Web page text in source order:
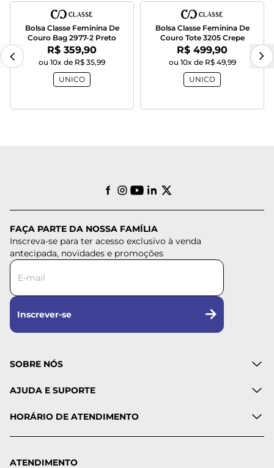
Bolsa Classe Feminina De
Couro Bag 2977-2 Preto
Por:
R$ 359,90
ou 10x de R$ 35,99
UNICO
Bolsa Classe Feminina De
Couro Tote 3205 Crepe
Por:
R$ 499,90
ou 10x de R$ 49,99
UNICO
FAÇA PARTE DA NOSSA FAMÍLIA
Inscreva-se para ter acesso exclusivo à venda
antecipada, novidades e promoções
Inscrever-se
SOBRE NÓS
AJUDA E SUPORTE
HORÁRIO DE ATENDIMENTO
ATENDIMENTO